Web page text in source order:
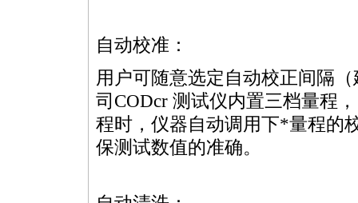
自动校准：
用户可随意选定自动校正间隔
司 CODcr 测试仪内置三档量程
程时，仪器自动调用下*量程的
保测试数值的准确。